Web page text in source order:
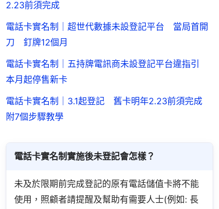
2.23前須完成
電話卡實名制｜超世代數據未設登記平台 當局首開
刀 釘牌12個月
電話卡實名制｜五持牌電訊商未設登記平台違指引
本月起停售新卡
電話卡實名制｜3.1起登記 舊卡明年2.23前須完成
附7個步驟教學
電話卡實名制實施後未登記會怎樣？
未及於限期前完成登記的原有電話儲值卡將不能
使用，照顧者請提醒及幫助有需要人士(例如: 長